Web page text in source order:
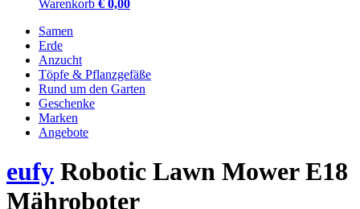
Warenkorb € 0,00
Samen
Erde
Anzucht
Töpfe & Pflanzgefäße
Rund um den Garten
Geschenke
Marken
Angebote
eufy Robotic Lawn Mower E18
Mähroboter